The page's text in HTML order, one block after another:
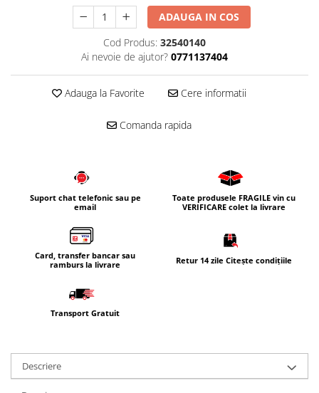
Rame instalare
Mobilier Baie
Seturi de mobilier si lavoar
Corpuri iluminat
Dulapuri de baie
Rafturi incastrate
Accesorii pentru mobila
Baterii baie
Baterii dus
Baterii bideu si dus igienic
Cazi baie
ADAUGA IN COS
Cod Produs: 32540140
Ai nevoie de ajutor? 0771137404
Adauga la Favorite Cere informatii
Comanda rapida
Suport chat telefonic sau pe
email
Toate produsele FRAGILE vin cu
VERIFICARE colet la livrare
Card, transfer bancar sau
ramburs la livrare
Retur 14 zile Citește condițiile
Transport Gratuit
Descriere